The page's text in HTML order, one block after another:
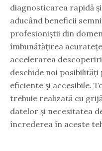
diagnosticarea rapidă
aducând beneficii
profesioniștii din
îmbunătățirea
accelerarea
deschide noi
eficiente și accesibile.
trebuie realizată cu
datelor și necesitatea
încrederea în aceste